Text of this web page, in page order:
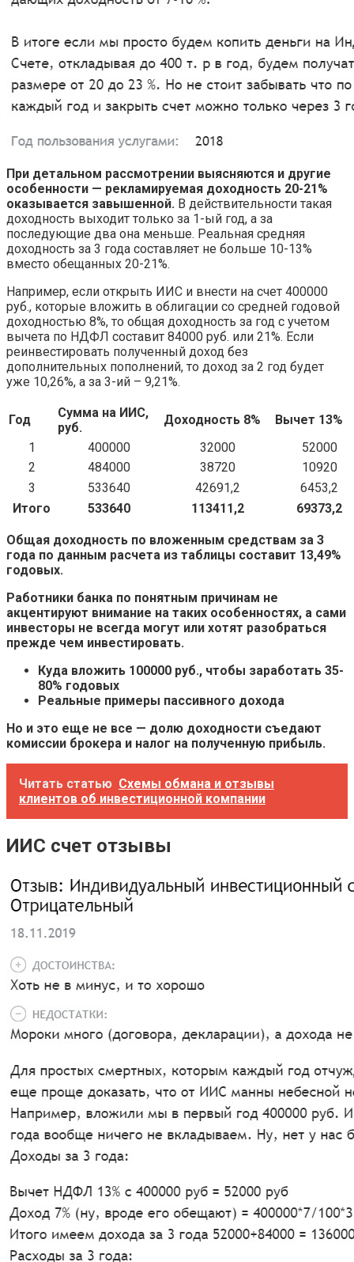
При детальном рассмотрении выясняются и другие
особенности — рекламируемая доходность 20-21%
оказывается завышенной. В действительности такая
доходность выходит только за 1-ый год, а за
последующие два она меньше. Реальная средняя
доходность за 3 года составляет не больше 10-13%
вместо обещанных 20-21%.
Например, если открыть ИИС и внести на счет 400000
руб., которые вложить в облигации со средней годовой
доходностью 8%, то общая доходность за год с учетом
вычета по НДФЛ составит 84000 руб. или 21%. Если
реинвестировать полученный доход без
дополнительных пополнений, то доход за 2 год будет
уже 10,26%, а за 3-ий – 9,21%.
Год
Сумма на ИИС,
руб.
Доходность 8%
Вычет 13%
1
400000 32000
52000
2
484000 38720
10920
3
533640 42691,2
6453,2
Итого
533640 113411,2 69373,2
Общая доходность по вложенным средствам за 3
года по данным расчета из таблицы составит 13,49%
годовых.
Работники банка по понятным причинам не
акцентируют внимание на таких особенностях, а сами
инвесторы не всегда могут или хотят разобраться
прежде чем инвестировать.
Куда вложить 100000 руб., чтобы заработать 35-
80% годовых
Реальные примеры пассивного дохода
Но и это еще не все — долю доходности съедают
комиссии брокера и налог на полученную прибыль.
Читать статью Схемы обмана и отзывы
клиентов об инвестиционной компании
ИИС счет отзывы